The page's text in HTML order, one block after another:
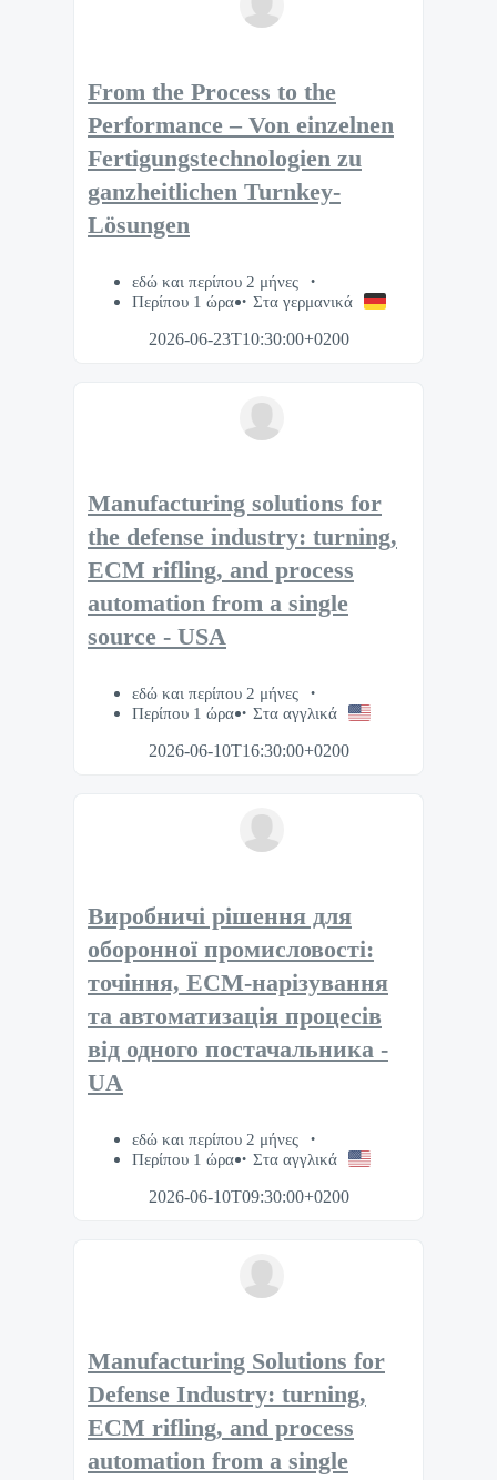
From the Process to the
Performance – Von einzelnen
Fertigungstechnologien zu
ganzheitlichen Turnkey-
Lösungen
εδώ και περίπου 2 μήνες
Περίπου 1 ώρα
Στα γερμανικά
2026-06-23T10:30:00+0200
Manufacturing solutions for
the defense industry: turning,
ECM rifling, and process
automation from a single
source - USA
εδώ και περίπου 2 μήνες
Περίπου 1 ώρα
Στα αγγλικά
2026-06-10T16:30:00+0200
Виробничі рішення для
оборонної промисловості:
точіння, ECM-нарізування
та автоматизація процесів
від одного постачальника -
UA
εδώ και περίπου 2 μήνες
Περίπου 1 ώρα
Στα αγγλικά
2026-06-10T09:30:00+0200
Manufacturing Solutions for
Defense Industry: turning,
ECM rifling, and process
automation from a single